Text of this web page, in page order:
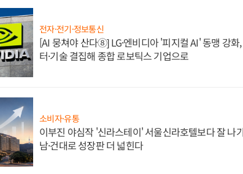
전자·전기·정보통신
[AI 뭉쳐야 산다⑧] LG·엔비디아 '피지컬 AI' 동맹 강화
터·기술 결집해 종합 로보틱스 기업으로
소비자·유통
이부진 야심작 '신라스테이' 서울신라호텔보다 잘 나
남·건대로 성장판 더 넓힌다